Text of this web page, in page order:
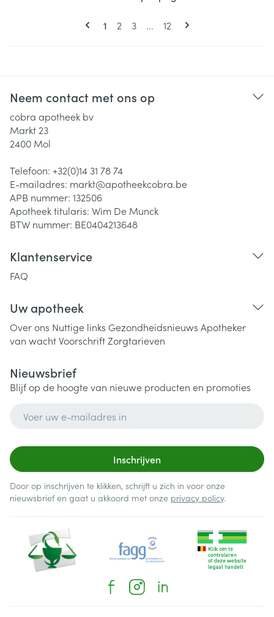
Pagina's
U lees momenteel pagina
1 Pagina
2 Pagina
3 ... Pagina
12
Neem contact met ons op
cobra apotheek bv
Markt 23
2400 Mol
Telefoon: +32(0)14 31 78 74
E-mailadres: markt@apotheekcobra.be
APB nummer: 132506
Apotheek titularis: Wim De Munck
BTW nummer: BE0404213648
Klantenservice
FAQ
Uw apotheek
Over ons Nuttige links Gezondheidsnieuws Apotheker
van wachtVoorschriftZorgtarieven
Nieuwsbrief
Blijf op de hoogte van nieuwe producten en promoties
Inschrijven
Door op inschrijven te klikken, schrijft u zich in voor onze
nieuwsbrief en gaat u akkoord met onze privacy policy.